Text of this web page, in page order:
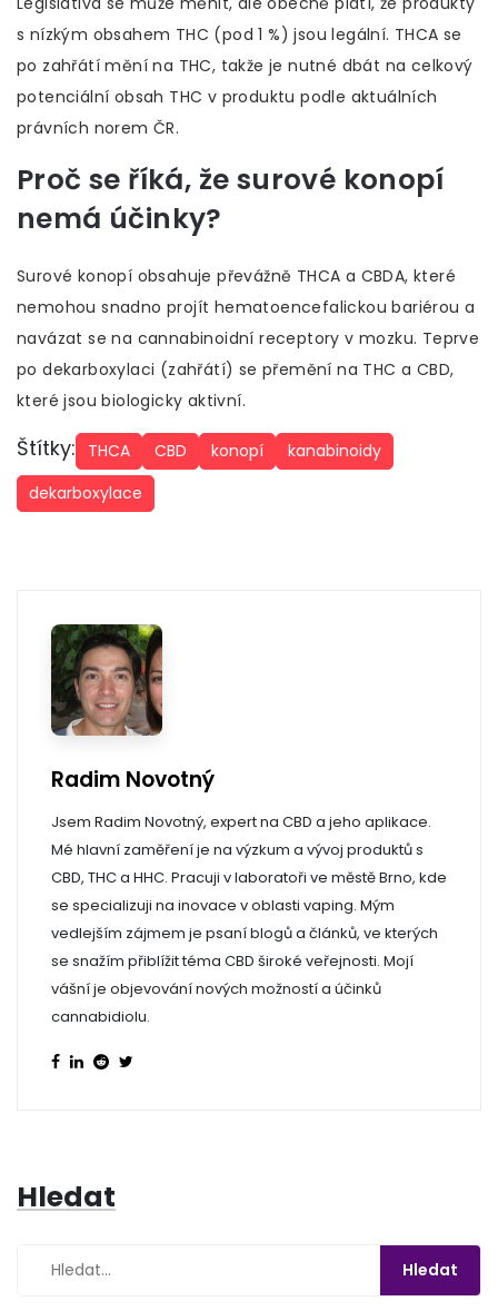
s nízkým obsahem THC (pod 1 %) jsou legální. THCA se
po zahřátí mění na THC, takže je nutné dbát na celkový
potenciální obsah THC v produktu podle aktuálních
právních norem ČR.
Proč se říká, že surové konopí
nemá účinky?
Surové konopí obsahuje převážně THCA a CBDA, které
nemohou snadno projít hematoencefalickou bariérou a
navázat se na cannabinoidní receptory v mozku. Teprve
po dekarboxylaci (zahřátí) se přemění na THC a CBD,
které jsou biologicky aktivní.
Štítky: THCA CBD konopí
kanabinoidy
dekarboxylace
Radim Novotný
Jsem Radim Novotný, expert na CBD a jeho aplikace.
Mé hlavní zaměření je na výzkum a vývoj produktů s
CBD, THC a HHC. Pracuji v laboratoři ve městě Brno, kde
se specializuji na inovace v oblasti vaping. Mým
vedlejším zájmem je psaní blogů a článků, ve kterých
se snažím přiblížit téma CBD široké veřejnosti. Mojí
vášní je objevování nových možností a účinků
cannabidiolu.
Hledat